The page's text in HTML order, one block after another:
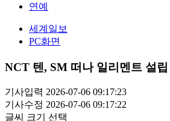
연예
세계일보
PC화면
NCT 텐, SM 떠나 일리멘트 설립
기사입력 2026-07-06 09:17:23
기사수정 2026-07-06 09:17:22
글씨 크기 선택